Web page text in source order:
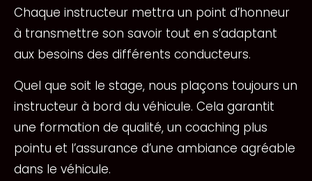
Chaque instructeur mettra un point d’honneur
à transmettre son savoir tout en s’adaptant
aux besoins des différents conducteurs.
Quel que soit le stage, nous plaçons toujours un
instructeur à bord du véhicule. Cela garantit
une formation de qualité, un coaching plus
pointu et l’assurance d’une ambiance agréable
dans le véhicule.